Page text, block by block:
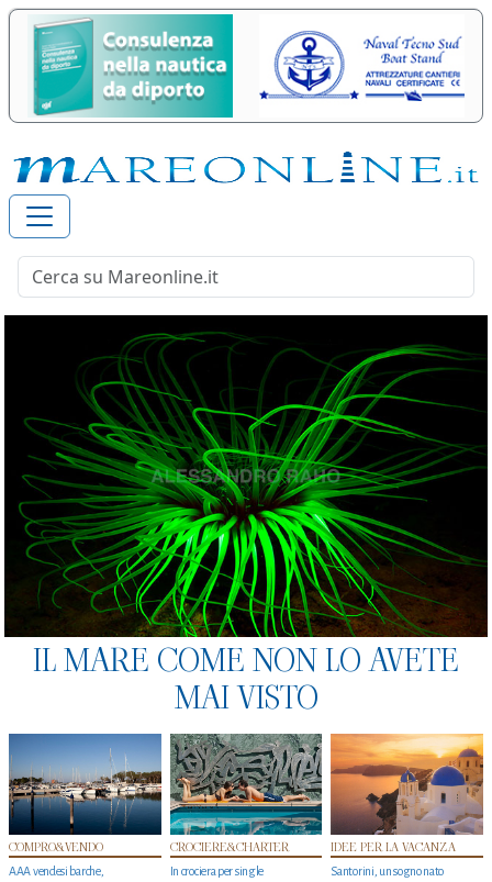
IL MARE COME NON LO AVETE
MAI VISTO
COMPRO&VENDO
AAA vendesi barche,
CROCIERE&CHARTER
In crociera per single
IDEE PER LA VACANZA
Santorini, un sogno nato